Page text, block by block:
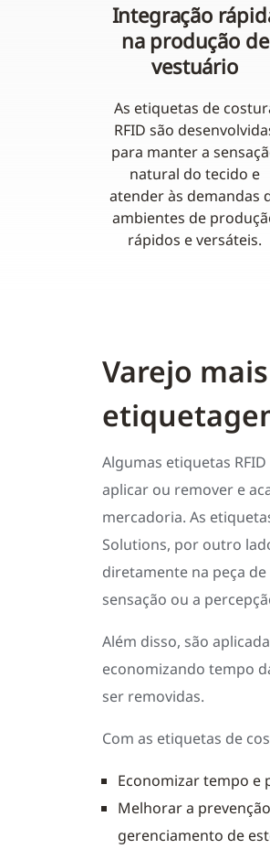
Integração
na produção de
vestuário
As etiquetas de
RFID são
para manter a
natural do tecido e
atender às demandas
ambientes de
rápidos e versáteis.
Varejo
Algumas etiquetas
aplicar ou remover e
mercadoria. As
Solutions, por outro
diretamente na peça
sensação ou a
Além disso, são
economizando tempo
ser removidas.
Com as etiquetas de
Economizar tempo e
Melhorar a
gerenciamento de